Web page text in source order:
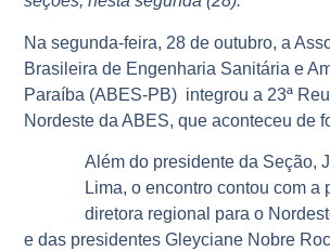
Na segunda-feira, 28 de outubro, a
Brasileira de Engenharia Sanitária e
Paraíba (ABES-PB) integrou a 23ª
Nordeste da ABES, que aconteceu de
Além do presidente da Seção,
Lima, o encontro contou com a
diretora regional para o
e das presidentes Gleyciane Nobre